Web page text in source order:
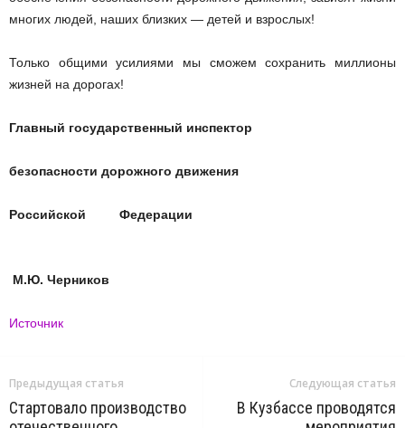
многих людей, наших близких — детей и взрослых!
Только общими усилиями мы сможем сохранить миллионы
жизней на дорогах!
Главный государственный инспектор
безопасности дорожного движения
Российской Федерации
М.Ю. Черников
Источник
Предыдущая статья
Стартовало производство
Следующая статья
В Кузбассе проводятся